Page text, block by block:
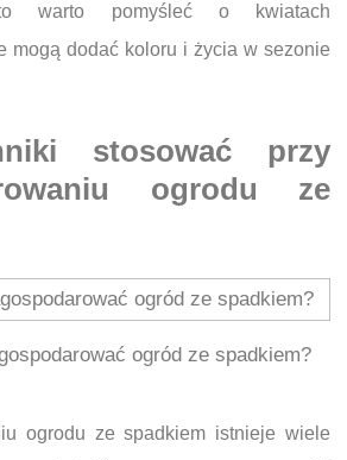
warto pomyśleć o kwiatach
mogą dodać koloru i życia w sezonie
stosować przy
ogrodu ze
ogród ze spadkiem?
ogrodu ze spadkiem istnieje wiele